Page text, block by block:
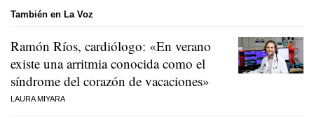
También en La Voz
Ramón Ríos, cardiólogo: «En verano
existe una arritmia conocida como el
síndrome del corazón de vacaciones»
LAURA MIYARA